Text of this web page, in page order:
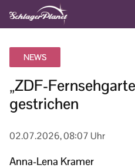
NEWS
„ZDF-
gestrichen
02.07.2026, 08:07 Uhr
Anna-Lena Kramer